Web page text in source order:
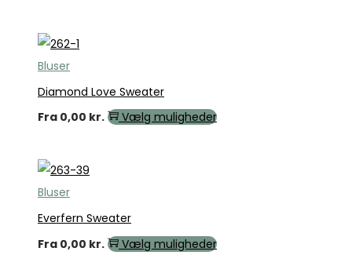
Bluser
Diamond Love Sweater
Fra 0,00 kr. Vælg muligheder
Bluser
Everfern Sweater
Fra 0,00 kr. Vælg muligheder